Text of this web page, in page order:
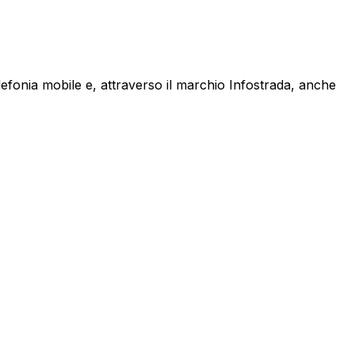
mobile e, attraverso il marchio Infostrada, anche